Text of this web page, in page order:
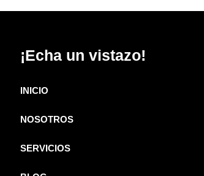
¡Echa un vistazo!
INICIO
NOSOTROS
SERVICIOS